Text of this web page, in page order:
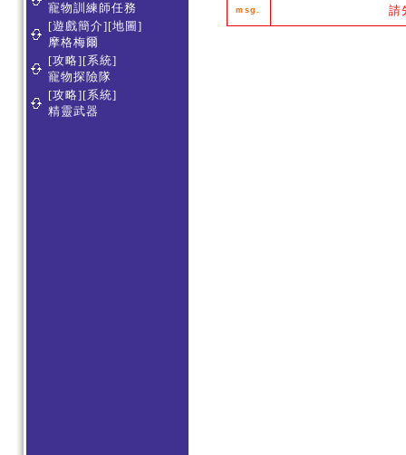
寵物訓練師任務
[遊戲簡介][地圖]
摩格梅爾
[攻略][系統]
寵物探險隊
[攻略][系統]
精靈武器
msg. 請